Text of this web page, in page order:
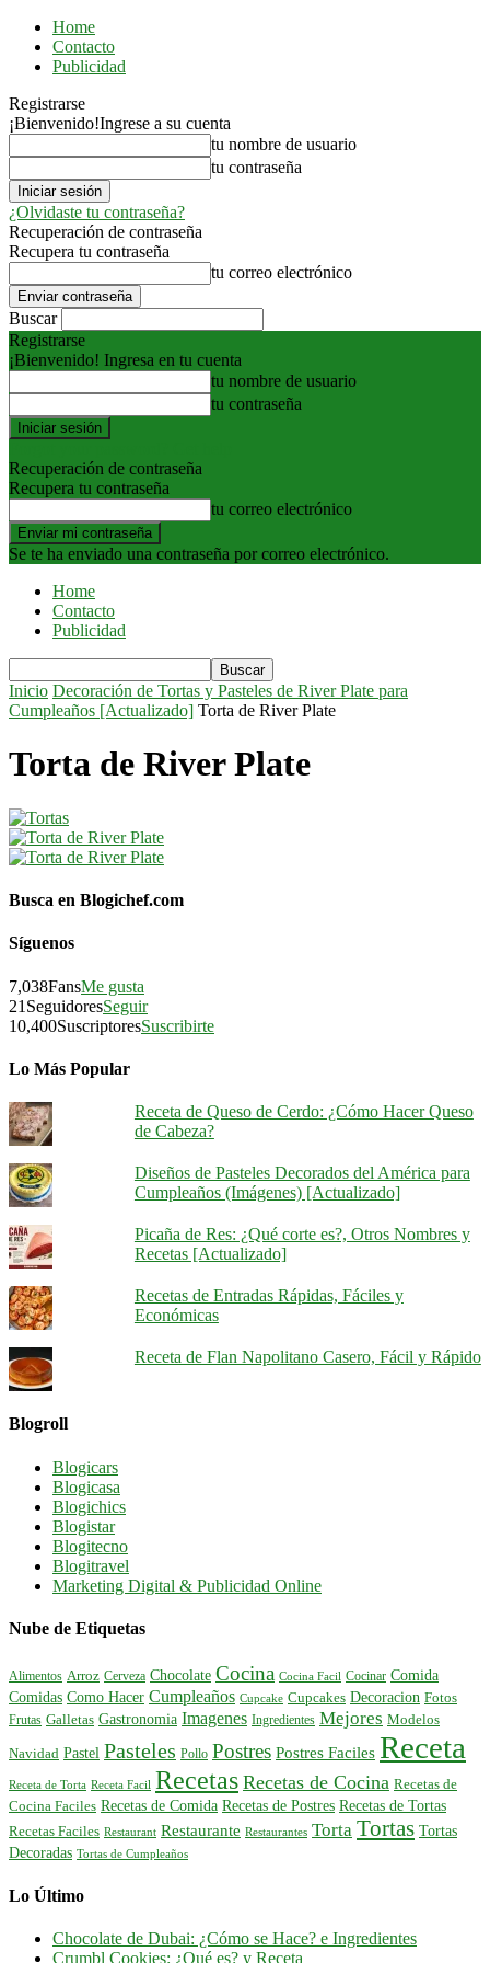
Home
Contacto
Publicidad
Registrarse
¡Bienvenido!Ingrese a su cuenta
tu nombre de usuario
tu contraseña
¿Olvidaste tu contraseña?
Recuperación de contraseña
Recupera tu contraseña
tu correo electrónico
Buscar
Registrarse
¡Bienvenido! Ingresa en tu cuenta
tu nombre de usuario
tu contraseña
Recuperación de contraseña
Recupera tu contraseña
tu correo electrónico
Se te ha enviado una contraseña por correo electrónico.
Home
Contacto
Publicidad
Inicio Decoración de Tortas y Pasteles de River Plate para
Cumpleaños [Actualizado] Torta de River Plate
Torta de River Plate
Busca en Blogichef.com
Síguenos
7,038FansMe gusta
21 SeguidoresSeguir
10,400SuscriptoresSuscribirte
Lo Más Popular
Receta de Queso de Cerdo: ¿Cómo Hacer Queso
de Cabeza?
Diseños de Pasteles Decorados del América para
Cumpleaños (Imágenes) [Actualizado]
Picaña de Res: ¿Qué corte es?, Otros Nombres y
Recetas [Actualizado]
Recetas de Entradas Rápidas, Fáciles y
Económicas
Receta de Flan Napolitano Casero, Fácil y Rápido
Blogroll
Blogicars
Blogicasa
Blogichics
Blogistar
Blogitecno
Blogitravel
Marketing Digital & Publicidad Online
Nube de Etiquetas
Alimentos Arroz Cerveza Chocolate Cocina Cocina Facil Cocinar Comida
Comidas Como Hacer Cumpleaños Cupcake Cupcakes Decoracion Fotos
Frutas Galletas Gastronomia Imagenes Ingredientes Mejores Modelos
Navidad Pastel Pasteles Pollo Postres Postres Faciles Receta
Receta de Torta Receta Facil Recetas Recetas de Cocina Recetas de
Cocina Faciles Recetas de Comida Recetas de Postres Recetas de Tortas
Recetas Faciles Restaurant Restaurante Restaurantes Torta Tortas Tortas
Decoradas Tortas de Cumpleaños
Lo Último
Chocolate de Dubai: ¿Cómo se Hace? e Ingredientes
Crumbl Cookies: ¿Qué es? y Receta